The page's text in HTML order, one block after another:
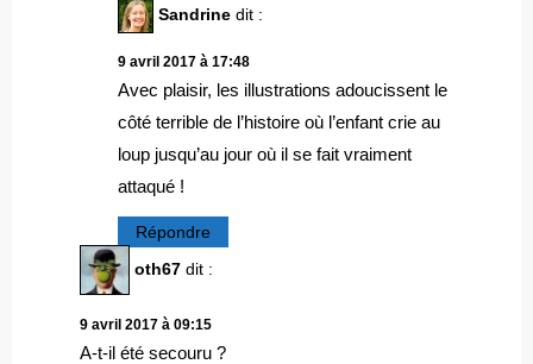
Sandrine dit :
9 avril 2017 à 17:48
Avec plaisir, les illustrations adoucissent le
côté terrible de l’histoire où l’enfant crie au
loup jusqu’au jour où il se fait vraiment
attaqué !
Répondre
oth67 dit :
9 avril 2017 à 09:15
A-t-il été secouru ?